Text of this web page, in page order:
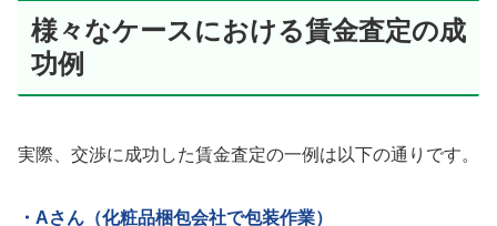
様々なケースにおける賃金査定の成
功例
実際、交渉に成功した賃金査定の一例は以下の通りです。
・Aさん（化粧品梱包会社で包装作業）